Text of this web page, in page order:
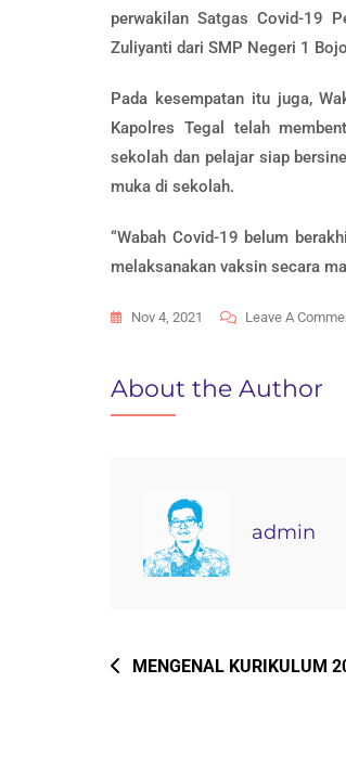
perwakilan Satgas Covid-19
Zuliyanti dari SMP Negeri 1
Pada kesempatan itu juga,
Kapolres Tegal telah
sekolah dan pelajar siap
muka di sekolah.
“Wabah Covid-19 belum
melaksanakan vaksin secara
Nov 4, 2021 Leave A
About the Author
admin
Navigasi
MENGENAL KURIKULUM